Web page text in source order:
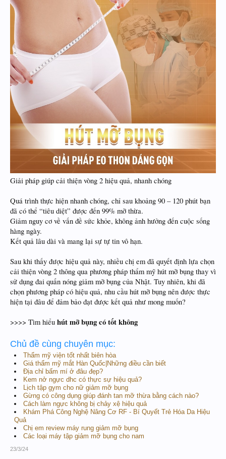
Giải pháp giúp cải thiện vòng 2 hiệu quả, nhanh chóng
Quá trình thực hiện nhanh chóng, chỉ sau khoảng 90 – 120 phút bạn
đã có thể “tiêu diệt” được đến 99% mỡ thừa.
Giảm nguy cơ về vấn đề sức khỏe, không ảnh hưởng đến cuộc sống
hàng ngày.
Kết quả lâu dài và mang lại sự tự tin vô hạn.
Sau khi thấy được hiệu quả này, nhiều chị em đã quyết định lựa chọn
cải thiện vòng 2 thông qua phương pháp thẩm mỹ hút mỡ bụng thay vì
sử dụng đai quấn nóng giảm mỡ bụng của Nhật. Tuy nhiên, khi đã
chọn phương pháp có hiệu quả, nhu cầu hút mỡ bụng nên được thực
hiện tại đâu để đảm bảo đạt được kết quả như mong muốn?
>>>> Tìm hiểu hút mỡ bụng có tốt không
Chủ đề cùng chuyên mục:
Thẩm mỹ viện tốt nhất biên hòa
Giá thẩm mỹ mắt Hàn Quốc|Những điều cần biết
Địa chỉ bấm mí ở đâu đẹp?
Kem nở ngực dhc có thực sự hiệu quả?
Lịch tập gym cho nữ giảm mỡ bụng
Gừng có công dụng giúp đánh tan mỡ thừa bằng cách nào?
Cách làm ngực không bị chảy xệ hiệu quả
Khám Phá Công Nghệ Nâng Cơ RF - Bí Quyết Trẻ Hóa Da Hiệu
Quả
Chị em review máy rung giảm mỡ bụng
Các loại máy tập giảm mỡ bụng cho nam
23/3/24